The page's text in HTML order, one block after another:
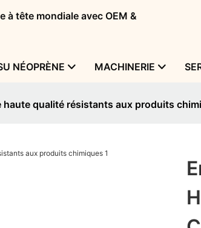
à tête mondiale avec OEM &
NÉOPRÈNE MACHINERIE
haute qualité résistants aux produits